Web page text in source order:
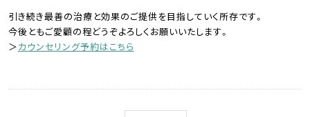
引き続き最善の治療と効果のご提供を目指していく所存です。
今後ともご愛顧の程どうぞよろしくお願いいたします。
＞カウンセリング予約はこちら